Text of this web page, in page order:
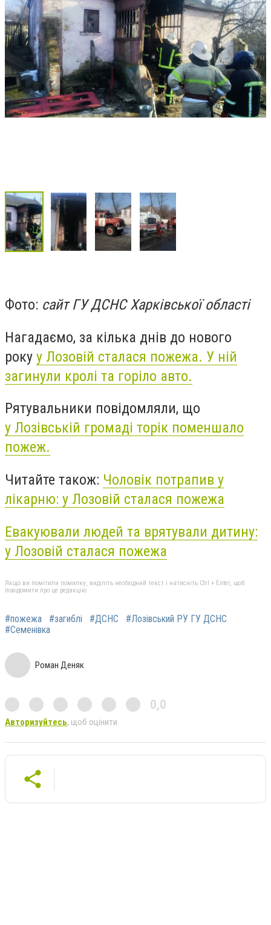
Фото: сайт ГУ ДСНС Харківської області
Нагадаємо, за кілька днів до нового
року у Лозовій сталася пожежа. У ній
загинули кролі та горіло авто.
Рятувальники повідомляли, що
у Лозівській громаді торік поменшало
пожеж.
Читайте також: Чоловік потрапив у
лікарню: у Лозовій сталася пожежа
Евакуювали людей та врятували дитину:
у Лозовій сталася пожежа
Якщо ви помітили помилку, виділіть необхідний текст і натисніть Ctrl + Enter, щоб
повідомити про це редакцію
#пожежа #загиблі #ДСНС
#Лозівський РУ ГУ ДСНС
#Семенівка
Роман Деняк
0,0
Авторизуйтесь, щоб оцінити